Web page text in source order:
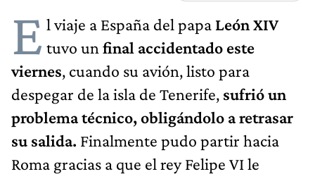
E l viaje a España del papa León XIV
tuvo un final accidentado este
viernes, cuando su avión, listo para
despegar de la isla de Tenerife, sufrió un
problema técnico, obligándolo a retrasar
su salida. Finalmente pudo partir hacia
Roma gracias a que el rey Felipe VI le